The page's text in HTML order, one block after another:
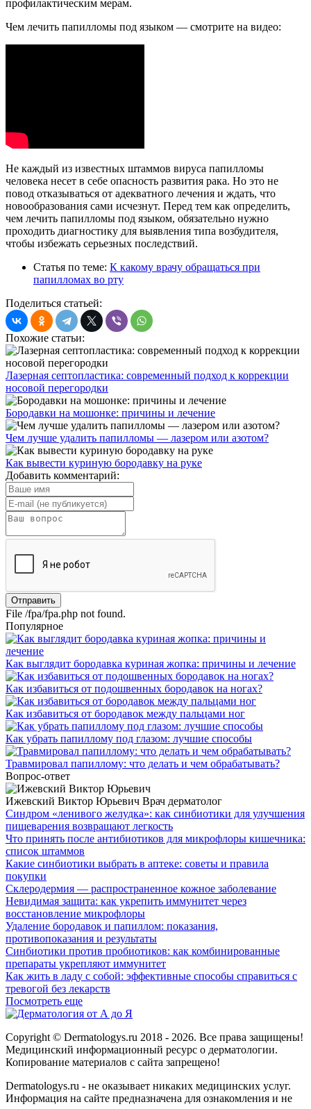
профилактическим мерам.
Чем лечить папилломы под языком — смотрите на видео:
Не каждый из известных штаммов вируса папилломы
человека несет в себе опасность развития рака. Но это не
повод отказываться от адекватного лечения и ждать, что
новообразования сами исчезнут. Перед тем как определить,
чем лечить папилломы под языком, обязательно нужно
проходить диагностику для выявления типа возбудителя,
чтобы избежать серьезных последствий.
Статья по теме: К какому врачу обращаться при
папилломах во рту
Поделиться статьей:
Похожие статьи:
Лазерная септопластика: современный подход к коррекции
носовой перегородки
Бородавки на мошонке: причины и лечение
Чем лучше удалить папилломы — лазером или азотом?
Как вывести куриную бородавку на руке
Добавить комментарий:
File /fpa/fpa.php not found.
Популярное
Как выглядит бородавка куриная жопка: причины и лечение
Как избавиться от подошвенных бородавок на ногах?
Как избавиться от бородавок между пальцами ног
Как убрать папиллому под глазом: лучшие способы
Травмировал папиллому: что делать и чем обрабатывать?
Вопрос-ответ
Ижевский Виктор Юрьевич Врач дерматолог
Синдром «ленивого желудка»: как синбиотики для улучшения
пищеварения возвращают легкость
Что принять после антибиотиков для микрофлоры кишечника:
список штаммов
Какие синбиотики выбрать в аптеке: советы и правила
покупки
Склеродермия — распространенное кожное заболевание
Невидимая защита: как укрепить иммунитет через
восстановление микрофлоры
Удаление бородавок и папиллом: показания,
противопоказания и результаты
Синбиотики против пробиотиков: как комбинированные
препараты укрепляют иммунитет
Как жить в ладу с собой: эффективные способы справиться с
тревогой без лекарств
Посмотреть еще
Copyright © Dermatologys.ru 2018 - 2026. Все права защищены!
Медицинский информационный ресурс о дерматологии.
Копирование материалов с сайта запрещено!
Dermatologys.ru - не оказывает никаких медицинских услуг.
Информация на сайте предназначена для ознакомления и не